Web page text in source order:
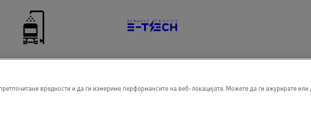
вредности и да ги измериме перформансите на веб-локацијата. Можете да ги ажурирате